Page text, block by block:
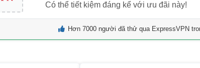
Có thể tiết kiệm đáng kể với ưu đãi này!
Hơn 7000 người đã thử qua ExpressVPN